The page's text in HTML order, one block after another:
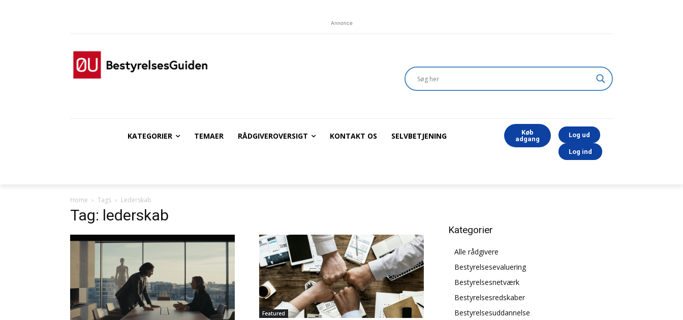
Annonce
KATEGORIER TEMAER RÅDGIVEROVERSIGT KONTAKT OS SELVBETJENING
Køb
adgang
Log ud
Log ind
Home Tags Lederskab
Tag: lederskab
Featured
Kategorier
Alle rådgivere
Bestyrelsesevaluering
Bestyrelsesnetværk
Bestyrelsesredskaber
Bestyrelsesuddannelse